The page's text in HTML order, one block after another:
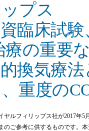
プス
臨床試験
療の重要
換気療
重度の
ヤルフィリップス社が2017年
のご参考に供するものです。